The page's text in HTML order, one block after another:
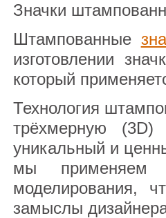
Значки
Штампованные
изготовлении
который
Технология
трёхмерную (3D)
уникальный и
мы применяем
моделирования,
замыслы